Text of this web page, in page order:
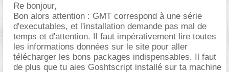
Re bonjour,
Bon alors attention : GMT correspond à une série
d'executables, et l'installation demande pas mal de
temps et d'attention. Il faut impérativement lire toutes
les informations données sur le site pour aller
télécharger les bons packages indispensables. Il faut
de plus que tu aies Goshtscript installé sur ta machine